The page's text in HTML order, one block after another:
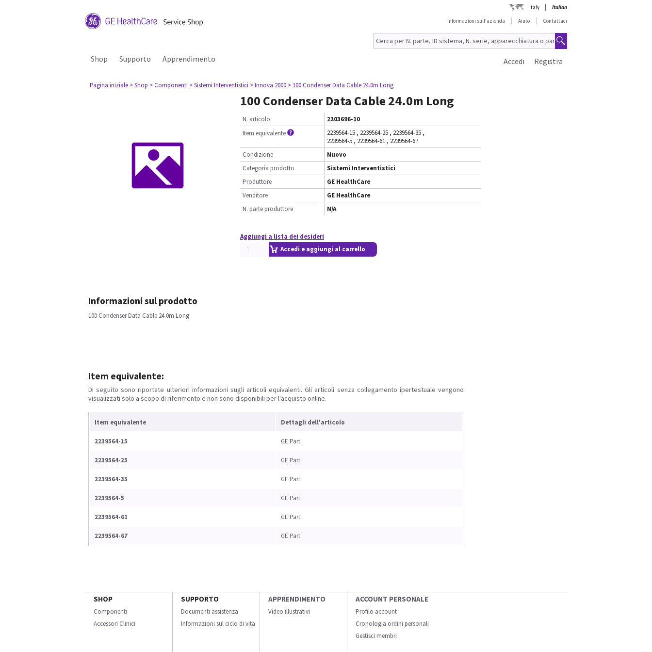
Italy
Italian
Informazioni sull'azienda
Aiuto Contattaci
Shop Supporto Apprendimento Registra
Accedi
Pagina iniziale > Shop > Componenti > Sistemi Interventistici > Innova 2000 > 100 Condenser Data Cable 24.0m Long
100 Condenser Data Cable 24.0m Long
N. articolo
2203696-10
Item equivalente
2239564-15 , 2239564-25 , 2239564-35 ,
2239564-5 , 2239564-61 , 2239564-67
Condizione
Nuovo
Categoria prodotto
Sistemi Interventistici
Produttore
GE HealthCare
Venditore
GE HealthCare
N. parte produttore
N/A
Aggiungi a lista dei desideri
Accedi e aggiungi al carrello
Informazioni sul prodotto
100 Condenser Data Cable 24.0m Long
Item equivalente:
Di seguito sono riportate ulteriori informazioni sugli articoli equivalenti. Gli articoli senza collegamento ipertestuale vengono
visualizzati solo a scopo di riferimento e non sono disponibili per l'acquisto online.
Item equivalente Dettagli dell'articolo
2239564-15 GE Part
2239564-25 GE Part
2239564-35 GE Part
2239564-5 GE Part
2239564-61 GE Part
2239564-67 GE Part
SHOP
Componenti
Accessori Clinici
SUPPORTO
Documenti assistenza
Informazioni sul ciclo di vita
APPRENDIMENTO
Video illustrativi
ACCOUNT PERSONALE
Profilo account
Cronologia ordini personali
Gestisci membri